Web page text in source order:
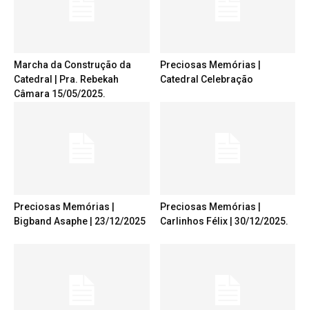
Marcha da Construção da
Catedral | Pra. Rebekah
Câmara 15/05/2025.
Preciosas Memórias |
Catedral Celebração
Preciosas Memórias |
Bigband Asaphe | 23/12/2025
Preciosas Memórias |
Carlinhos Félix | 30/12/2025.